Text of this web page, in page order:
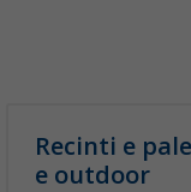
Recinti e
e outdoor